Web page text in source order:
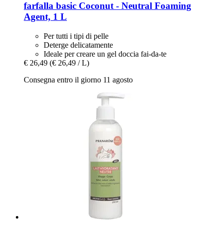
farfalla basic Coconut -​ Neutral Foaming
Agent, 1 L
Per tutti i tipi di pelle
Deterge delicatamente
Ideale per creare un gel doccia fai-da-te
€ 26,49 (€ 26,49 / L)
Consegna entro il giorno 11 agosto